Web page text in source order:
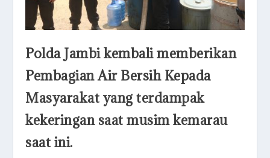
Polda Jambi kembali memberikan
Pembagian Air Bersih Kepada
Masyarakat yang terdampak
kekeringan saat musim kemarau
saat ini.